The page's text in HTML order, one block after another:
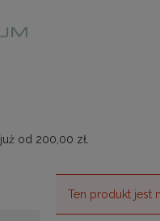
od 200,00 zł.
Ten produkt jest